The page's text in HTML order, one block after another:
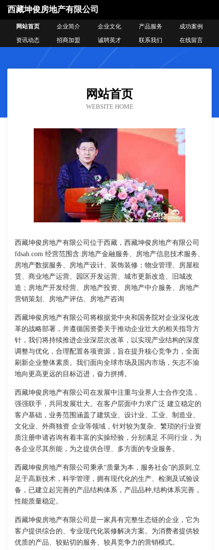
西藏坤俊房地产有限公司
网站首页 企业简介 企业文化 产品服务
成功案例
资讯动态
招商加盟 诚聘英才 联系我们 在线留言
网站首页
WEBSITE HOME
西藏坤俊房地产有限公司位于西藏，西藏坤俊房地产有限公司
fdsah.com 经营范围含:房地产金融服务、房地产信息技术服务、
房地产数据服务、房地产设计、装饰装修；物业管理、房屋租
赁、商业地产运营、园区开发运营、城市更新改造、旧城改
造；房地产开发经营、房地产投资、房地产中介服务、房地产
营销策划、房地产评估、房地产咨询
西藏坤俊房地产有限公司将根据党中央和国务院对企业深化改
革的战略部署，并遵循国资委关于推动企业壮大的相关指导方
针，我们将持续推进企业深层次改革，以实现产业结构的深度
调整与优化，合理配置各项资源，旨在提升核心竞争力，全面
刷新企业整体素质。我们面向全球市场及国内市场，矢志不渝
地向更高更远的目标迈进，奋力拼搏。
西藏坤俊房地产有限公司在发展中注重与业界人士合作交流，
强强联手，共同发展壮大。在客户层面中力求广泛 建立稳定的
客户基础，业务范围涵盖了建筑业、设计业、工业、制造业、
文化业、外商独资 企业等领域，针对较为复杂、繁琐的行业资
质注册申请咨询有着丰富的实操经验，分别满足 不同行业，为
各企业尽其所能，为之提供合理、多方面的专业服务。
西藏坤俊房地产有限公司秉承“质量为本，服务社会”的原则,立
足于高新技术，科学管理，拥有现代化的生产、检测及试验设
备，已建立起完善的产品结构体系，产品品种,结构体系完善，
性能质量稳定。
西藏坤俊房地产有限公司是一家具有完整生态链的企业，它为
客户提供综合的、专业现代化装修解决方案。为消费者提供较
优质的产品、较贴切的服务、较具竞争力的营销模式。